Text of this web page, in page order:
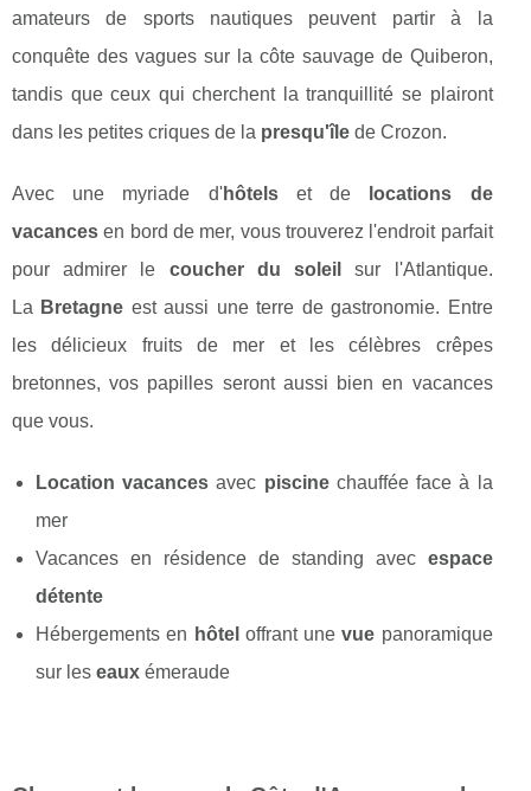
amateurs de sports nautiques peuvent partir à la
conquête des vagues sur la côte sauvage de Quiberon,
tandis que ceux qui cherchent la tranquillité se plairont
dans les petites criques de la presqu'île de Crozon.
Avec une myriade d'hôtelset de
locations de
vacances en bord de mer, vous trouverez l'endroit parfait
pour admirer le coucher du soleil
sur l'Atlantique.
La Bretagne est aussi une terre de gastronomie. Entre
les délicieux fruits de mer et les célèbres crêpes
bretonnes, vos papilles seront aussi bien en vacances
que vous.
Location vacances avec piscinechauffée face à la
mer
Vacances en résidence de standing avec espace
détente
Hébergements en hôtel offrant unevue panoramique
sur les eaux émeraude